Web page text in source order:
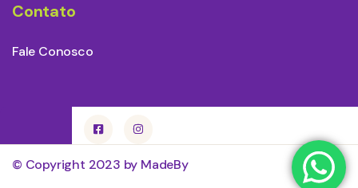
Contato
Fale Conosco
© Copyright 2023 by MadeBy